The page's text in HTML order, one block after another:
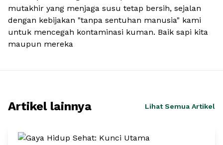
mutakhir yang menjaga susu tetap bersih, sejalan
dengan kebijakan "tanpa sentuhan manusia" kami
untuk mencegah kontaminasi kuman. Baik sapi kita
maupun mereka
Artikel lainnya Lihat Semua Artikel